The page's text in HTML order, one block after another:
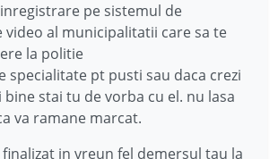
pe sistemul de
video al municipalitatii care sa te
la politie
specialitate pt pusti sau daca crezi
bine stai tu de vorba cu el. nu lasa
va ramane marcat.
finalizat in vreun fel demersul tau la